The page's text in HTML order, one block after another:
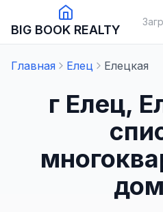
BIG BOOK REALTY
Главная Елец Елецкая
г Елец,